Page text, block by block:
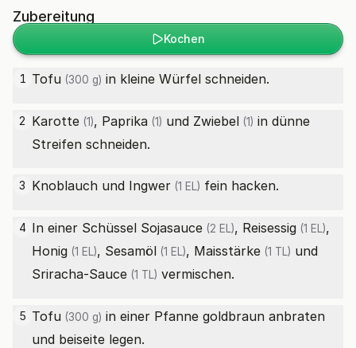
Zubereitung
Kochen
1 Tofu (300 g) in kleine Würfel schneiden.
2 Karotte (1), Paprika (1) und Zwiebel (1) in dünne
Streifen schneiden.
3 Knoblauch und Ingwer (1 EL) fein hacken.
4 In einer Schüssel Sojasauce (2 EL), Reisessig (1 EL),
Honig (1 EL), Sesamöl (1 EL), Maisstärke (1 TL) und
Sriracha-Sauce (1 TL) vermischen.
5 Tofu (300 g) in einer Pfanne goldbraun anbraten
und beiseite legen.